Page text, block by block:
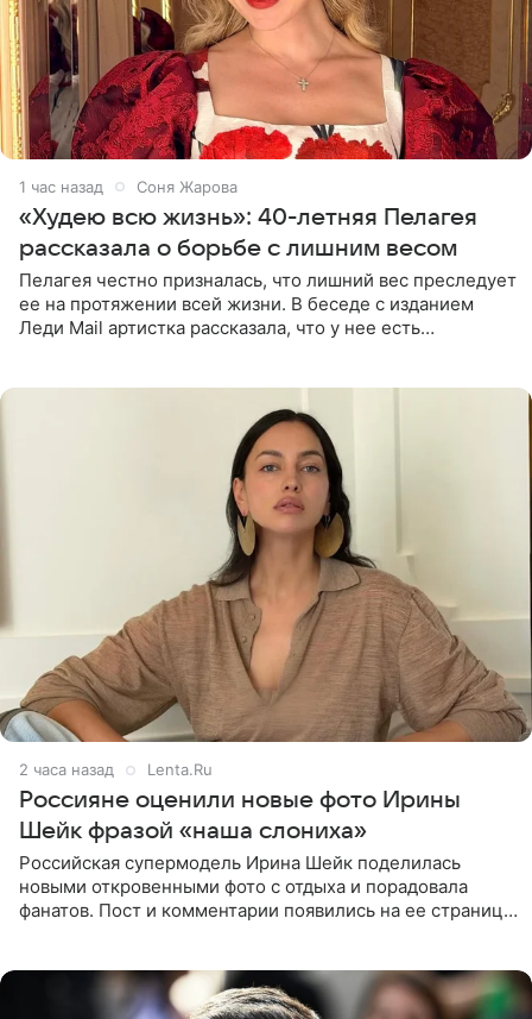
1 час назад Соня Жарова
«Худею всю жизнь»: 40-летняя Пелагея
рассказала о борьбе с лишним весом
Пелагея честно призналась, что лишний вес преследует
ее на протяжении всей жизни. В беседе с изданием
Леди Mail артистка рассказала, что у нее есть
2 часа назад Lenta.Ru
Россияне оценили новые фото Ирины
Шейк фразой «наша слониха»
Российская супермодель Ирина Шейк поделилась
новыми откровенными фото с отдыха и порадовала
фанатов. Пост и комментарии появились на ее странице